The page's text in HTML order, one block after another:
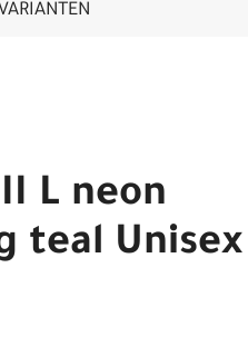
VARIANTEN
L neon
teal Unisex